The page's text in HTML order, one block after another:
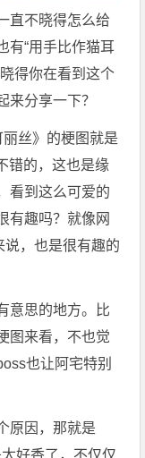
直不晓得怎么给
有“用手比作猫耳
得你在看到这个
来分享一下？
丝》的梗图就是
错的，这也是缘
看到这么可爱的
有趣吗？就像网
，也是很有趣的
意思的地方。比
图来看，不也觉
也让阿宅特别
原因，那就是
好香了，不仅仅